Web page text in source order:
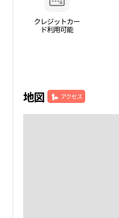
クレジットカー
ド利用可能
地図 アクセス